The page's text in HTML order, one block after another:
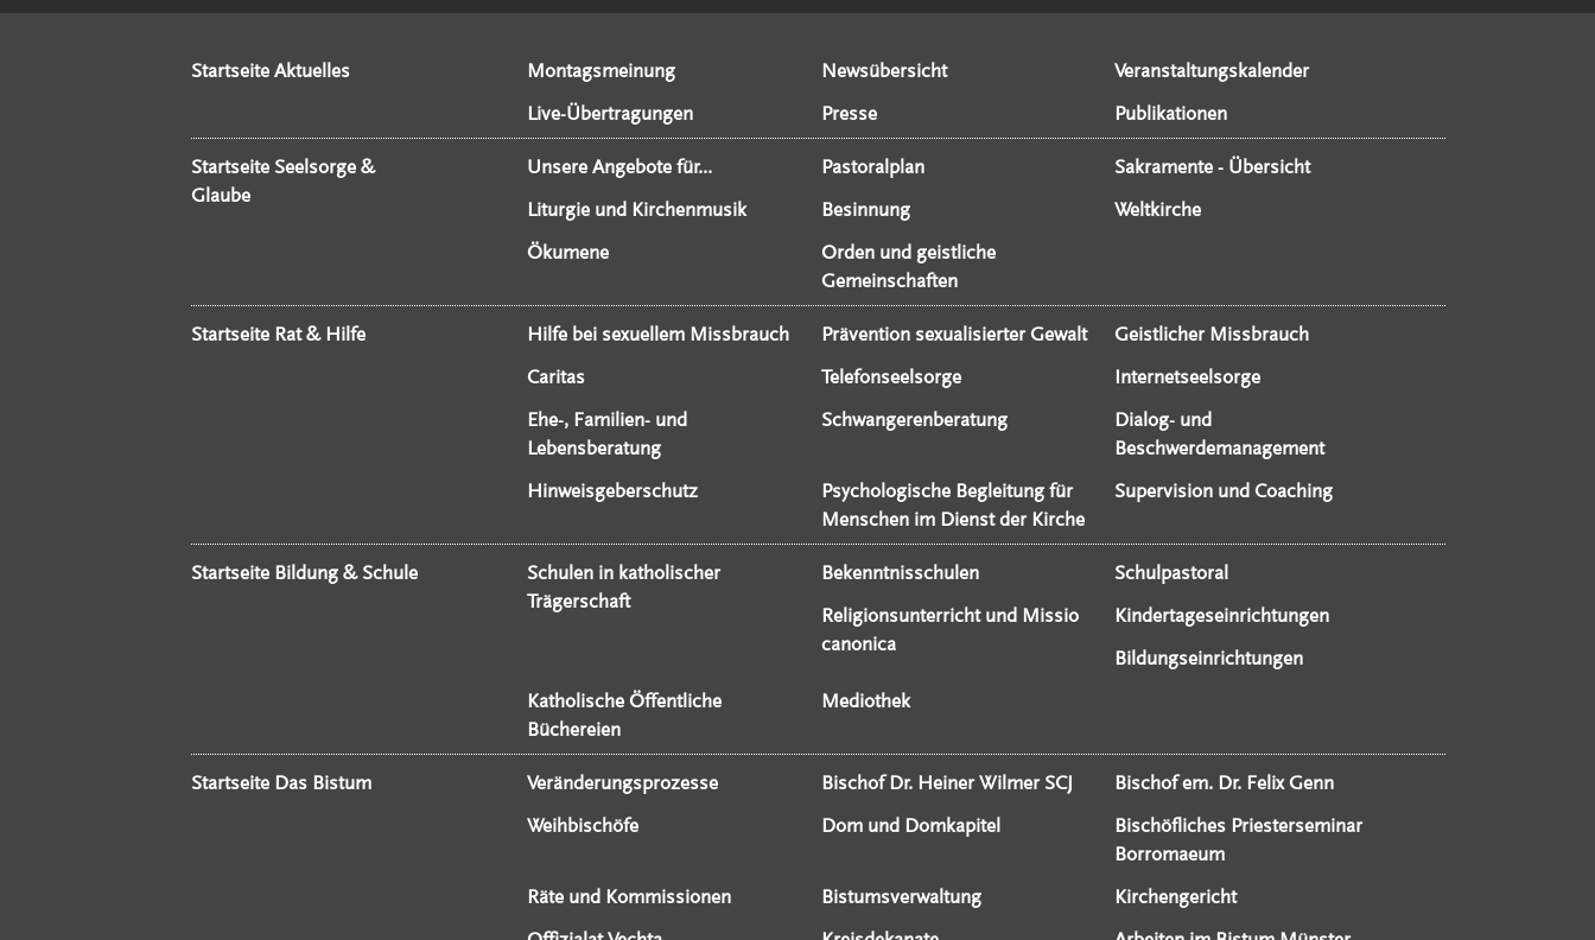
Startseite Aktuelles Montagsmeinung Newsübersicht
Veranstaltungskalender
Live-Übertragungen
Presse Publikationen
Startseite Seelsorge &
Glaube
Unsere Angebote für... Pastoralplan
Sakramente - Übersicht
Liturgie und Kirchenmusik
Besinnung
Weltkirche
Ökumene
Orden und geistliche
Gemeinschaften
Startseite Rat & Hilfe Hilfe bei sexuellem Missbrauch Prävention sexualisierter Gewalt
Geistlicher Missbrauch
Caritas
Telefonseelsorge
Internetseelsorge
Ehe-, Familien- und
Lebensberatung
Schwangerenberatung
Dialog- und
Beschwerdemanagement
Hinweisgeberschutz
Psychologische Begleitung für
Menschen im Dienst der Kirche
Supervision und Coaching
Startseite Bildung & Schule
Schulen in katholischer
Trägerschaft
Bekenntnisschulen
Schulpastoral
Religionsunterricht und Missio
canonica
Kindertageseinrichtungen
Bildungseinrichtungen
Katholische Öffentliche
Büchereien
Mediothek
Startseite Das Bistum Veränderungsprozesse Bischof Dr. Heiner Wilmer SCJ
Bischof em. Dr. Felix Genn
Weihbischöfe
Dom und Domkapitel
Bischöfliches Priesterseminar
Borromaeum
Räte und Kommissionen
Bistumsverwaltung
Kirchengericht